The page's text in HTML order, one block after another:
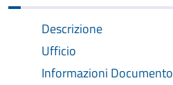
Descrizione
Ufficio
Informazioni Documento